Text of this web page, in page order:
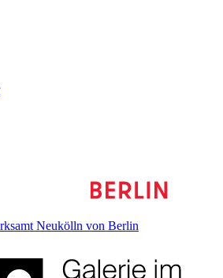
Neukölln von Berlin